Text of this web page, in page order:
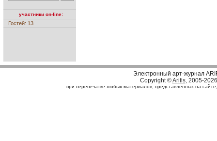
участники on-line:
Гостей: 13
Электронный арт-журнал
Copyright ©Arifis, 2005-2026
при перепечатке любых материалов, представленных на